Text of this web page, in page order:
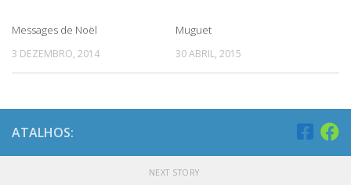
Messages de Noël
3 DEZEMBRO, 2014
Muguet
30 ABRIL, 2015
ATALHOS:
NEXT STORY